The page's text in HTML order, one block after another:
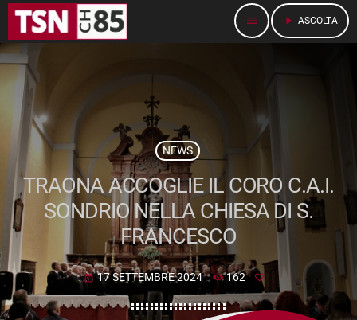
menu play_arrow ASCOLTA
NEWS
TRAONA ACCOGLIE IL CORO C.A.I.
SONDRIO NELLA CHIESA DI S.
FRANCESCO
today 17 SETTEMBRE 2024 162